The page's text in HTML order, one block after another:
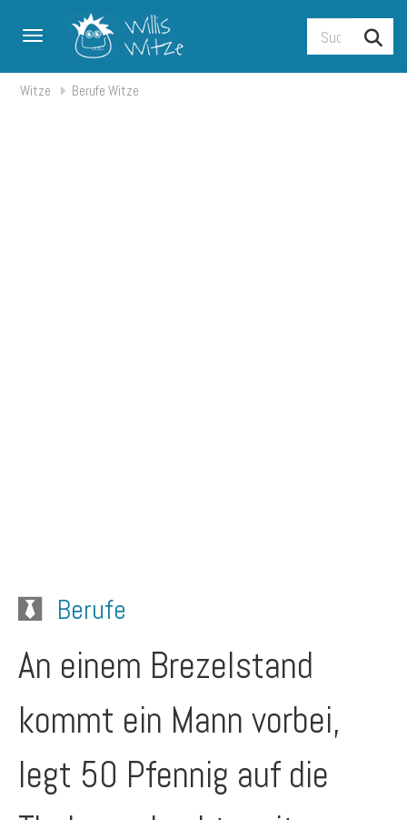
Toggle navigation
Witze Berufe Witze
Berufe
An einem Brezelstand
kommt ein Mann vorbei,
legt 50 Pfennig auf die